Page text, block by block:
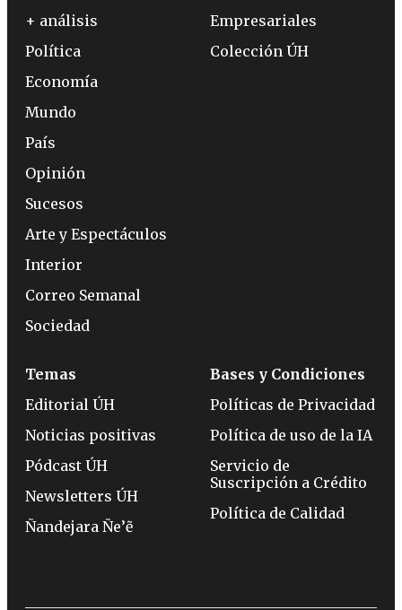
+ análisis
Política
Economía
Mundo
País
Opinión
Sucesos
Arte y Espectáculos
Interior
Correo Semanal
Sociedad
Empresariales
Colección ÚH
Temas
Editorial ÚH
Noticias positivas
Pódcast ÚH
Newsletters ÚH
Ñandejara Ñe’ẽ
Bases y Condiciones
Políticas de Privacidad
Política de uso de la IA
Servicio de
Suscripción a Crédito
Política de Calidad